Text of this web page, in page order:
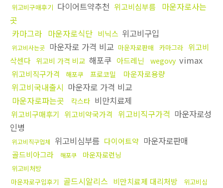
위고비구매후기 다이어트약추천 위고비심부름
마운자로사는
곳
카마그라 마운자로식단 비닉스 위고비구입
위고비사는곳 마운자로 가격 비교 마운자로판매 카마그라 위고비
삭센다 위고비 가격 비교 해포쿠 아드레닌 wegovy vimax
위고비직구가격 해포쿠 프로코밀 마운자로용량
위고비국내출시 마운자로 가격 비교
마운자로파는곳
칵스타 비만치료제
위고비구매후기 위고비약국가격 위고비직구가격 마운자로성
인병
위고비직구업체 위고비심부름 다이어트약 마운자로판매
골드비아그라 해포쿠 마운자로런닝
위고비처방
마운자로구입후기 골드시알리스 비만치료제 대리처방
위고비심